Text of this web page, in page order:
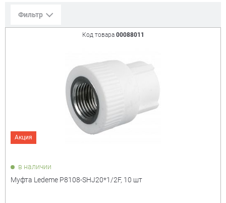
Фильтр
Показать только
Код товара 00088011
Акция
в наличии
Муфта Ledeme P8108-SHJ20*1/2F, 10 шт